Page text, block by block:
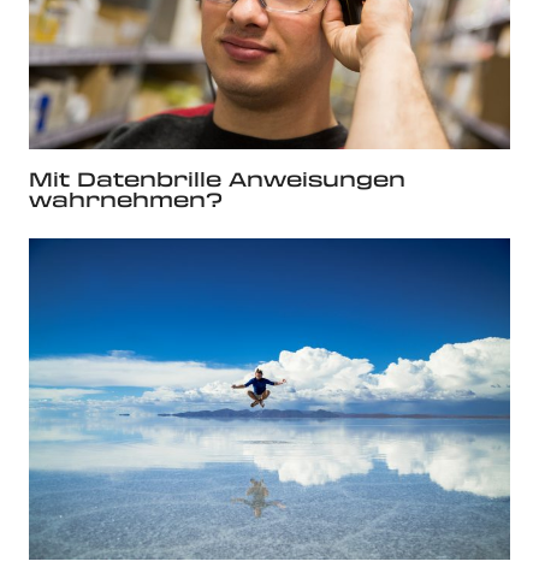
Mit Datenbrille Anweisungen
wahrnehmen?